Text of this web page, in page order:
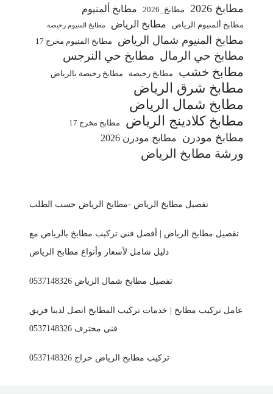
مطابخ 2026 مطابخ_2026 مطابخ ألمنيوم
مطابخ ألمنيوم الرياض مطابخ الرياض مطابخ المنيوم رخيصة
مطابخ المنيوم شمال الرياض مطابخ المنيوم مخرج 17
مطابخ حي الرمال مطابخ حي النرجس
مطابخ خشب مطابخ رخيصة مطابخ رخيصة بالرياض
مطابخ شرق الرياض
مطابخ شمال الرياض
مطابخ كلادينج الرياض
مطابخ مخرج 17
مطابخ مودرن مطابخ مودرن 2026
ورشة مطابخ الرياض
تفصيل مطابخ الرياض -مطابخ الرياض حسب الطلب
تفصيل مطابخ الرياض | أفضل فني تركيب مطابخ بالرياض مع
دليل شامل لأسعار وأنواع مطابخ الرياض
تفصيل مطابخ شمال الرياض 0537148326
عامل تركيب مطابخ | خدمات تركيب المطابخ اتصل لدينا فريق
فني محترف 0537148326
تركيب مطابخ الرياض حراج 0537148326